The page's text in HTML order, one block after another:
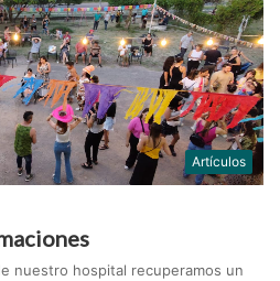
Artículos
nuestro hospital recuperamos un